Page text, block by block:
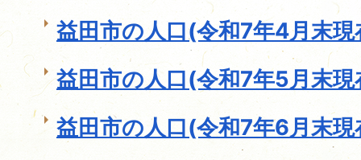
益田市の人口(令和7年4月末現
益田市の人口(令和7年5月末現
益田市の人口(令和7年6月末現